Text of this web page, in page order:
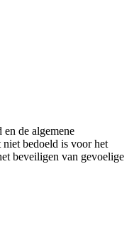
de algemene
bedoeld is voor het
beveiligen van gevoelige